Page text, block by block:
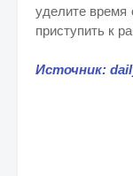
уделите время
приступить к
Источник: